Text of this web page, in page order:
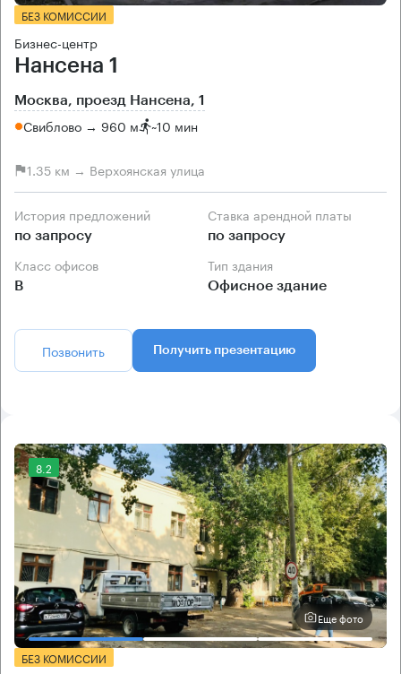
БЕЗ КОМИССИИ
Бизнес-центр
Нансена 1
Москва, проезд Нансена, 1
Свиблово → 960 м ~10 мин
1.35 км → Верхоянская улица
История предложений
по запросу
Ставка арендной платы
по запросу
Класс офисов
B
Тип здания
Офисное здание
Позвонить Получить презентацию
8.2
Еще фото
БЕЗ КОМИССИИ